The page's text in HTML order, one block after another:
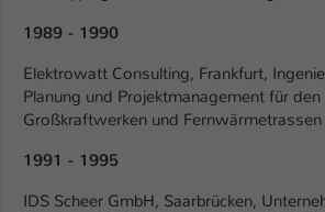
1989 - 1990
Elektrowatt Consulting, Frankfurt,
Planung und Projektmanagement für
Großkraftwerken und Fernwärmetrassen
1991 - 1995
IDS Scheer GmbH, Saarbrücken,
Zweck
Einstellungen. Unter
Einstellungen, falls der
Betreiber dies
Name